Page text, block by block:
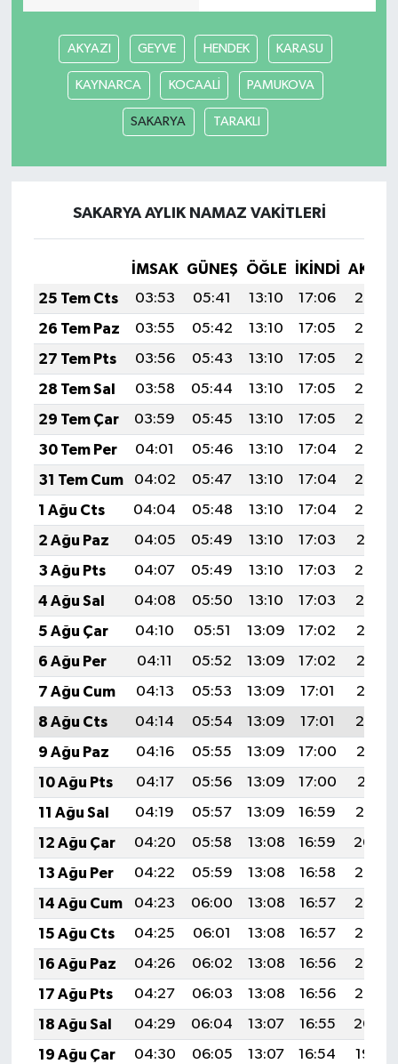
AKYAZI GEYVE HENDEK KARASU
KAYNARCA KOCAALİ PAMUKOVA
SAKARYA TARAKLI
SAKARYA AYLIK NAMAZ VAKITLERI
İMSAK GÜNEŞ ÖĞLE İKINDI
25 Tem Cts
03:53 05:41 13:10 17:06
20:29
26 Tem Paz
03:55 05:42 13:10 17:05
20:28
27 Tem Pts
03:56 05:43 13:10 17:05
20:27
28 Tem Sal
03:58 05:44 13:10 17:05
20:26
29 Tem Çar
03:59 05:45 13:10 17:05
20:25
30 Tem Per
04:01 05:46 13:10 17:04
20:24
31 Tem Cum
04:02 05:47 13:10 17:04
20:23
1 Ağu Cts
04:04 05:48 13:10 17:04
20:22
2 Ağu Paz
04:05 05:49 13:10 17:03
20:21
3 Ağu Pts
04:07 05:49 13:10 17:03
20:20
4 Ağu Sal
04:08 05:50 13:10 17:03
20:19
5 Ağu Çar
04:10 05:51 13:09 17:02
20:17
6 Ağu Per
04:11 05:52 13:09 17:02
20:16
7 Ağu Cum
04:13 05:53 13:09 17:01
20:15
8 Ağu Cts
04:14 05:54 13:09 17:01
20:14
9 Ağu Paz
04:16 05:55 13:09 17:00
20:13
10 Ağu Pts
04:17 05:56 13:09 17:00
20:11
11 Ağu Sal
04:19 05:57 13:09 16:59
20:10
12 Ağu Çar
04:20 05:58 13:08 16:59
20:09
13 Ağu Per
04:22 05:59 13:08 16:58
20:07
14 Ağu Cum
04:23 06:00 13:08 16:57
20:06
15 Ağu Cts
04:25 06:01 13:08 16:57
20:05
16 Ağu Paz
04:26 06:02 13:08 16:56
20:03
17 Ağu Pts
04:27 06:03 13:08 16:56
20:02
18 Ağu Sal
04:29 06:04 13:07 16:55
20:00
19 Ağu Çar
04:30 06:05 13:07 16:54
19:59